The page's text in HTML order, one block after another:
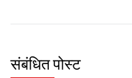
संबंधित पोस्ट